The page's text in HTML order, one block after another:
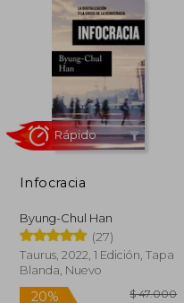
Infocracia
Byung-Chul Han
(27)
Taurus, 2022, 1 Edición, Tapa
Blanda, Nuevo